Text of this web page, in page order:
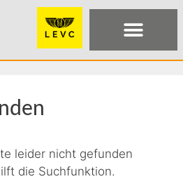
leider nicht gefunden
die Suchfunktion.